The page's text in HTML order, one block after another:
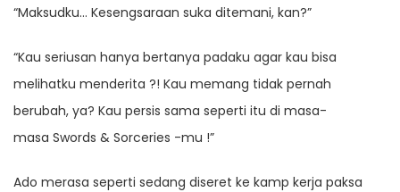
“Maksudku… Kesengsaraan suka ditemani, kan?”
“Kau seriusan hanya bertanya padaku agar kau bisa
melihatku menderita ?! Kau memang tidak pernah
berubah, ya? Kau persis sama seperti itu di masa-
masa Swords & Sorceries -mu !”
Ado merasa seperti sedang diseret ke kamp kerja paksa